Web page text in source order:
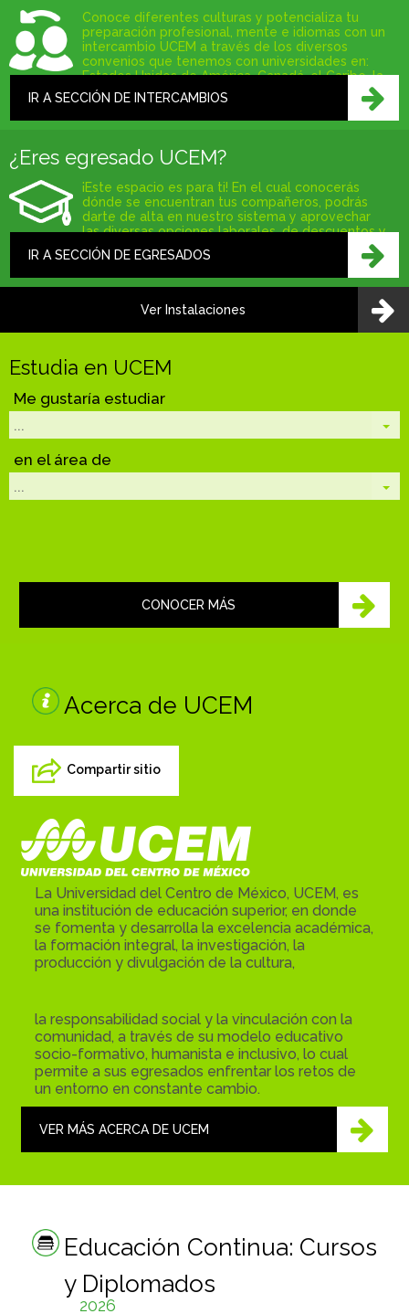
Conoce diferentes culturas y potencializa tu
preparación profesional, mente e idiomas con un
intercambio UCEM a través de los diversos
convenios que tenemos con universidades en:
Estados Unidos de América, Canadá, el Caribe, la
Unión Europea y América Latina.
IR A SECCIÓN DE INTERCAMBIOS
¿Eres egresado UCEM?
¡Este espacio es para ti! En el cual conocerás
dónde se encuentran tus compañeros, podrás
darte de alta en nuestro sistema y aprovechar
las diversas opciones laborales, de descuentos y
de capacitación que tenemos para ti.
IR A SECCIÓN DE EGRESADOS
Ver Instalaciones
Estudia en UCEM
Me gustaría estudiar
en el área de
CONOCER MÁS
Acerca de UCEM
Compartir sitio
La Universidad del Centro de México, UCEM, es
una institución de educación superior, en donde
se fomenta y desarrolla la excelencia académica,
la formación integral, la investigación, la
producción y divulgación de la cultura,
la responsabilidad social y la vinculación con la
comunidad, a través de su modelo educativo
socio-formativo, humanista e inclusivo, lo cual
permite a sus egresados enfrentar los retos de
un entorno en constante cambio.
VER MÁS ACERCA DE UCEM
Educación Continua: Cursos
y Diplomados
2026